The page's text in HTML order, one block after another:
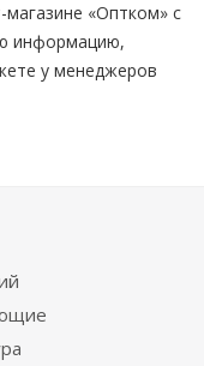
«Оптком» с
информацию,
у менеджеров